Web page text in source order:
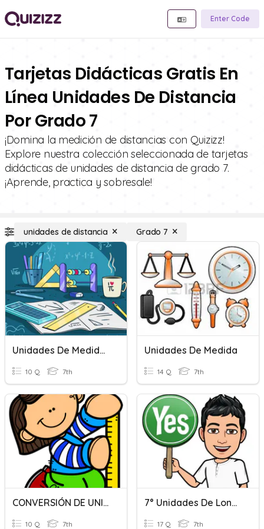
Enter Code
Tarjetas Didácticas Gratis En
Línea Unidades De Distancia
Por Grado 7
¡Domina la medición de distancias con Quizizz!
Explore nuestra colección seleccionada de tarjetas
didácticas de unidades de distancia de grado 7.
¡Aprende, practica y sobresale!
unidades de distancia Grado 7
Unidades De Medida, Distancia Y Longitud
10 Q 7th
Unidades De Medida
14 Q 7th
CONVERSIÓN DE UNIDADES DE LONGITUD 701
10 Q 7th
7° Unidades De Longitud
17 Q 7th